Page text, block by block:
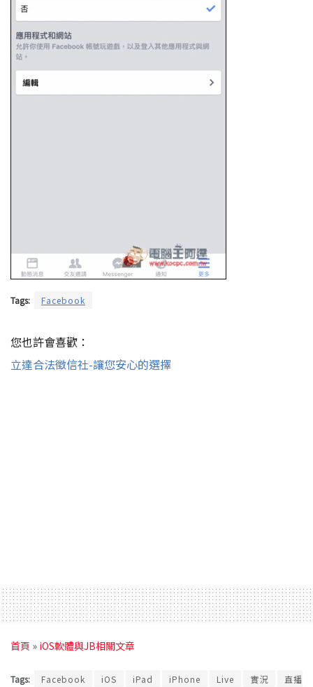
Tags: Facebook
您也許會喜歡：
立達合法徵信社-讓您安心的選擇
首頁 » iOS軟體與JB相關文章
Tags: Facebook iOS iPad iPhone Live 實況 直播